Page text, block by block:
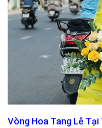
Vòng Hoa Tang Lễ Tại